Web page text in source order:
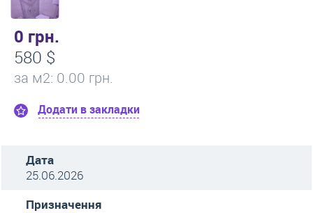
0 грн.
580 $
за м2: 0.00 грн.
Додати в закладки
Дата
25.06.2026
Призначення